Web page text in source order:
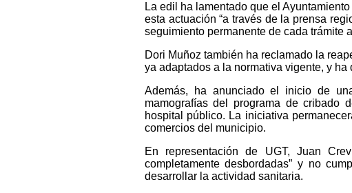
La edil ha lamentado que el
esta actuación “a través de la prensa
seguimiento permanente de cada trámite
Dori Muñoz también ha reclamado la
ya adaptados a la normativa vigente, y
Además, ha anunciado el inicio de
mamografías del programa de
hospital público. La iniciativa
comercios del municipio.
En representación de UGT, Juan
completamente desbordadas” y no
desarrollar la actividad sanitaria.